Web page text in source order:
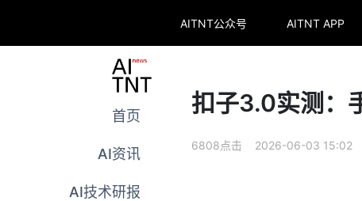
AITNT公众号 AITNT APP
首页
AI资讯
AI技术研报
扣子3.0实测：
6808点击 2026-06-03 15:02